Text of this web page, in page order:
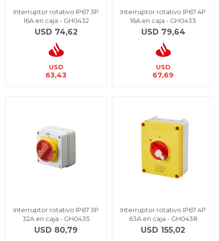
Interruptor rotativo IP67 3P
16A en caja - GH0432
USD 74,62
USD
63,43
Interruptor rotativo IP67 4P
16A en caja - GH0433
USD 79,64
USD
67,69
Interruptor rotativo IP67 3P
32A en caja - GH0435
USD 80,79
Interruptor rotativo IP67 4P
63A en caja - GH0438
USD 155,02